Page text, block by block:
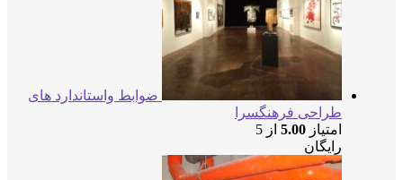
ضوابط واستاندارد های
طراحی فرهنگسرا
امتیاز 5.00 از 5
رایگان